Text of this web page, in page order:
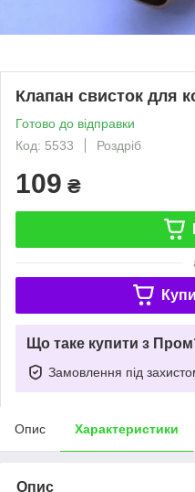
Клапан свисток для
Готово до відправки
Код: 5533
Роздріб
109 ₴
Що таке купити з
Замовлення під
Опис Характеристики
Опис